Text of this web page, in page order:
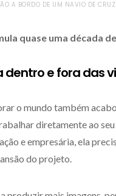
A BORDO DE UM NAVIO DE
quase uma década
dentro e fora das
o mundo também
diretamente ao
e empresária, ela
do projeto.